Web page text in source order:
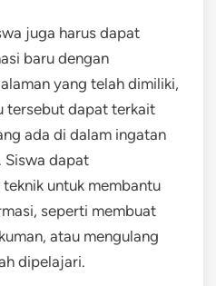
juga harus dapat
baru dengan
yang telah dimiliki,
tersebut dapat terkait
ada di dalam ingatan
Siswa dapat
untuk membantu
seperti membuat
atau mengulang
dipelajari.